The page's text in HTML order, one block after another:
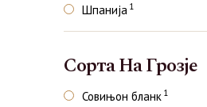
Шпанија 1
Сорта На Грозје
Совињон бланк 1